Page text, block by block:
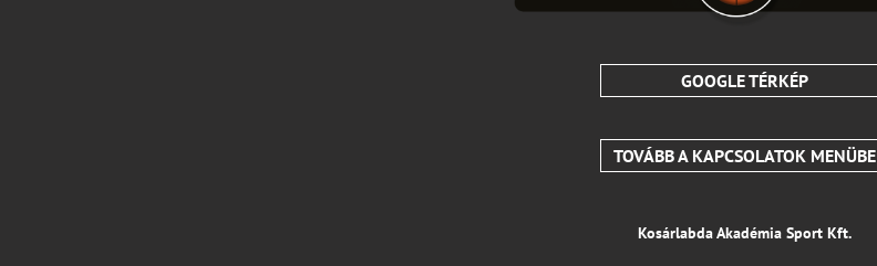
GOOGLE TÉRKÉP
TOVÁBB A KAPCSOLATOK MENÜBE
Kosárlabda Akadémia Sport Kft.